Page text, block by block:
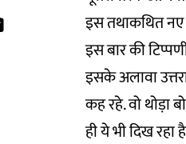
इस तथाकथित नए
इस बार की
इसके अलावा
कह रहे. वो थोड़ा
ही ये भी दिख रहा